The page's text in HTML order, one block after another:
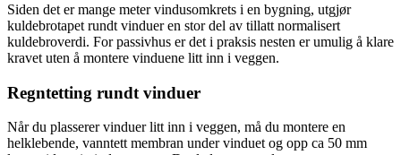
Siden det er mange meter vindusomkrets i en bygning, utgjør
kuldebrotapet rundt vinduer en stor del av tillatt normalisert
kuldebroverdi. For passivhus er det i praksis nesten er umulig å klare
kravet uten å montere vinduene litt inn i veggen.
Regntetting rundt vinduer
Når du plasserer vinduer litt inn i veggen, må du montere en
helklebende, vanntett membran under vinduet og opp ca 50 mm